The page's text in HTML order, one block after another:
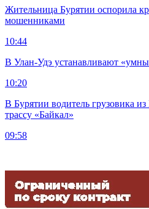
Жительница Бурятии оспорила
мошенниками
10:44
В Улан-Удэ устанавливают
10:20
В Бурятии водитель грузовика
трассу «Байкал»
09:58